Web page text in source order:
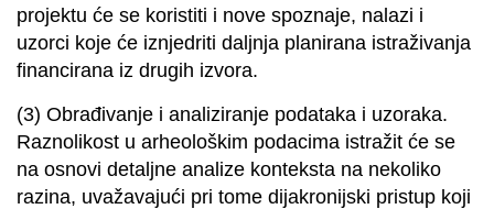
projektu će se koristiti i nove spoznaje, nalazi i
uzorci koje će iznjedriti daljnja planirana istraživanja
financirana iz drugih izvora.
(3) Obrađivanje i analiziranje podataka i uzoraka.
Raznolikost u arheološkim podacima istražit će se
na osnovi detaljne analize konteksta na nekoliko
razina, uvažavajući pri tome dijakronijski pristup koji